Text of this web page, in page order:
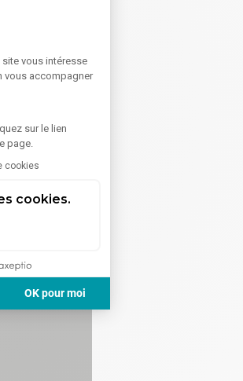
vous intéresse
vous accompagner
sur le lien
page.
cookies
cookies.
OK pour moi
de gérer vos paramètres de